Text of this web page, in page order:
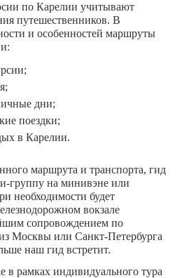
по Карелии учитывают
путешественников. В
и особенностей маршруты
дни;
поездки;
в Карелии.
маршрута и транспорта, гид
группу на минивэне или
необходимости будет
вокзале
сопровождением по
Москвы или Санкт-Петербурга
наш гид встретит.
в рамках индивидуального тура